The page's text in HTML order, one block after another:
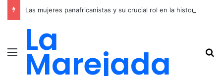
MenúLa
Marejada